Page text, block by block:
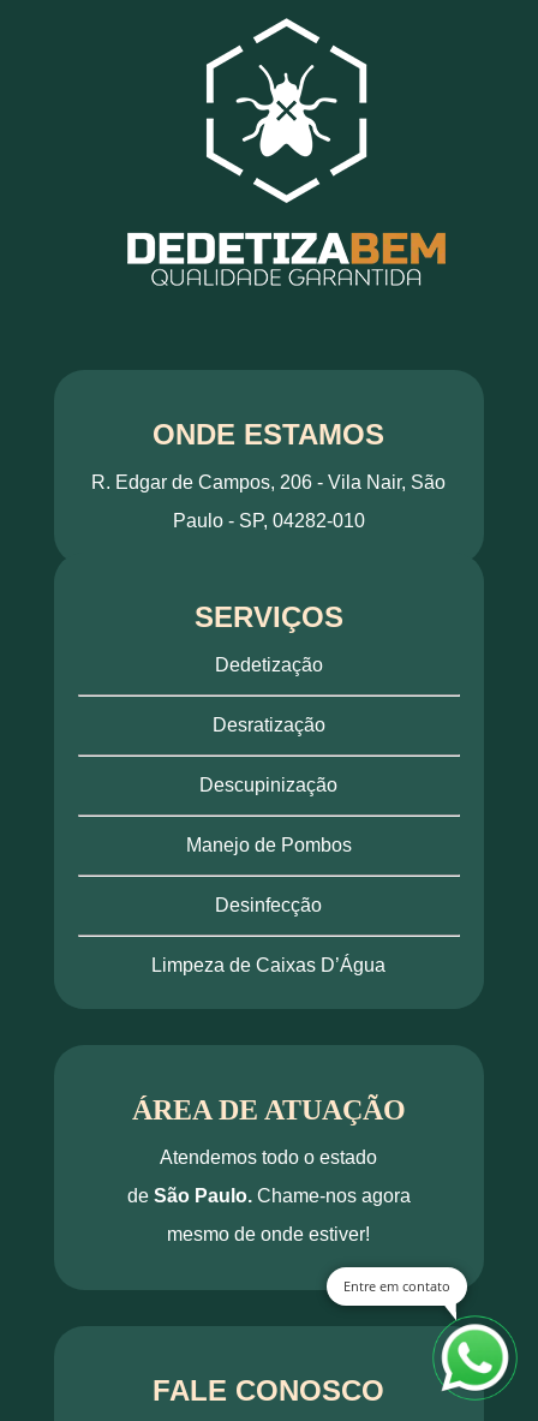
ONDE ESTAMOS
R. Edgar de Campos, 206 - Vila Nair, São
Paulo - SP, 04282-010
SERVIÇOS
Dedetização
Desratização
Descupinização
Manejo de Pombos
Desinfecção
Limpeza de Caixas D’Água
ÁREA DE ATUAÇÃO
Atendemos todo o estado
de São Paulo.Chame-nos agora
mesmo de onde estiver!
FALE CONOSCO
Entre em contato